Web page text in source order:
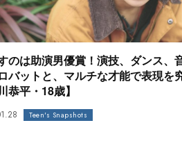
のは助演男優賞！演技、ダンス、音
バットと、マルチな才能で表現を
恭平・18歳】
Teen's Snapshots